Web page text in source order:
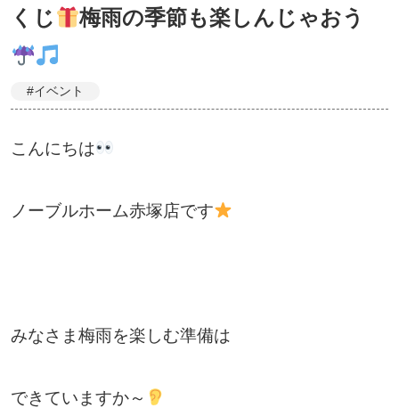
くじ
梅雨の季節も楽しんじゃおう
#イベント
こんにちは
ノーブルホーム赤塚店です
みなさま梅雨を楽しむ準備は
できていますか～